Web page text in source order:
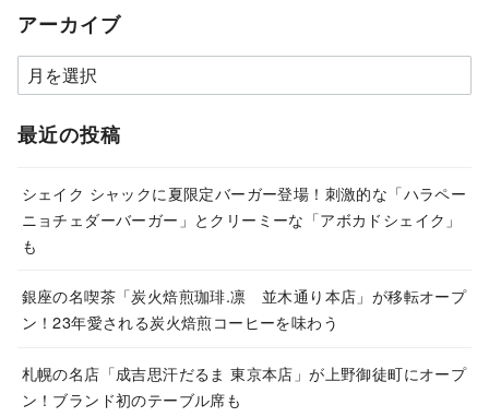
アーカイブ
ア
ー
カ
ブ
最近の投稿
シェイク シャックに夏限定バーガー登場！刺激的な「ハラペー
ニョチェダーバーガー」とクリーミーな「アボカドシェイク」
も
銀座の名喫茶「炭火焙煎珈琲.凛 並木通り本店」が移転オープ
ン！23年愛される炭火焙煎コーヒーを味わう
札幌の名店「成吉思汗だるま 東京本店」が上野御徒町にオープ
ン！ブランド初のテーブル席も